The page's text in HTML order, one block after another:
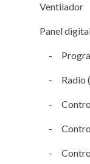
Ventilador
Panel
-
- Radio
- Control
- Control
- Control